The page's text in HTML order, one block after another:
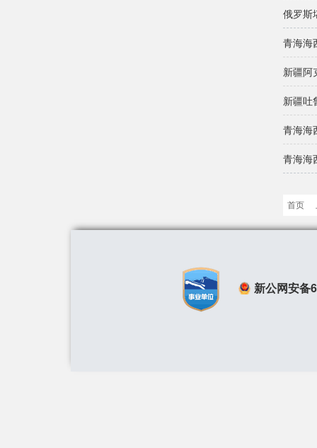
俄罗斯
青海海
新疆阿
新疆吐
青海海
青海海
首页
新公网安备